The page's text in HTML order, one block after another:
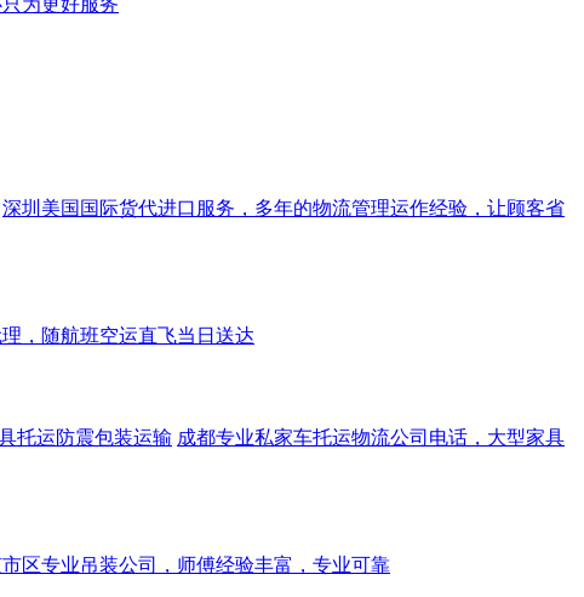
为更好服务
深圳美国国际货代进口服务，多年的物流管理运作经验，让顾客省
，随航班空运直飞当日送达
托运防震包装运输 成都专业私家车托运物流公司电话，大型家具
区专业吊装公司，师傅经验丰富，专业可靠